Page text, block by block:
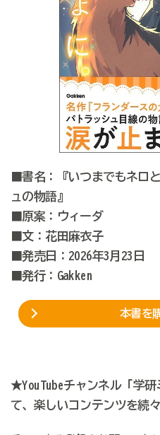
■書名：『いつまでもネロ
ュの物語』
■原案：ウィーダ
■文：花田麻衣子
■発売日：2026年3月23日
■発行：Gakken
本書を
★YouTubeチャンネル「学
て、楽しいコンテンツを続